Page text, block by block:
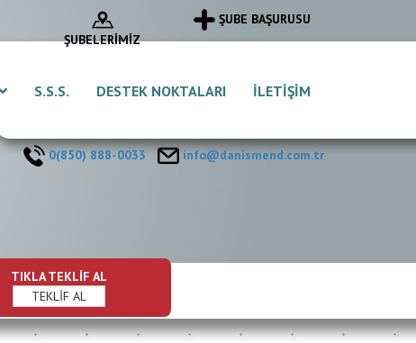
ŞUBELERİMİZ
ŞUBE BAŞURUSU
S.S.S. DESTEK NOKTALARI İLETİŞİM
0(850) 888-0033 info@danismend.com.tr
TIKLA TEKLİF AL
TEKLİF AL